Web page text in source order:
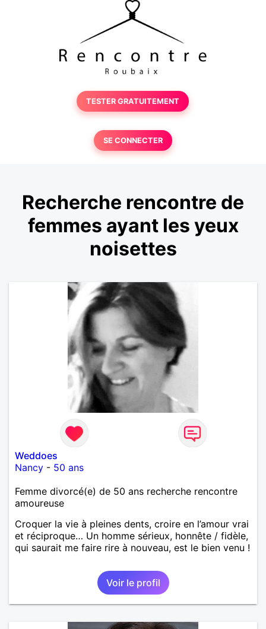
TESTER GRATUITEMENT
SE CONNECTER
Recherche rencontre de
femmes ayant les yeux
noisettes
Weddoes
Nancy - 50 ans
Femme divorcé(e) de 50 ans recherche rencontre
amoureuse
Croquer la vie à pleines dents, croire en l’amour vrai
et réciproque… Un homme sérieux, honnête / fidèle,
qui saurait me faire rire à nouveau, est le bien venu !
Voir le profil